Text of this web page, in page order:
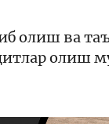
олиш ва
олиш